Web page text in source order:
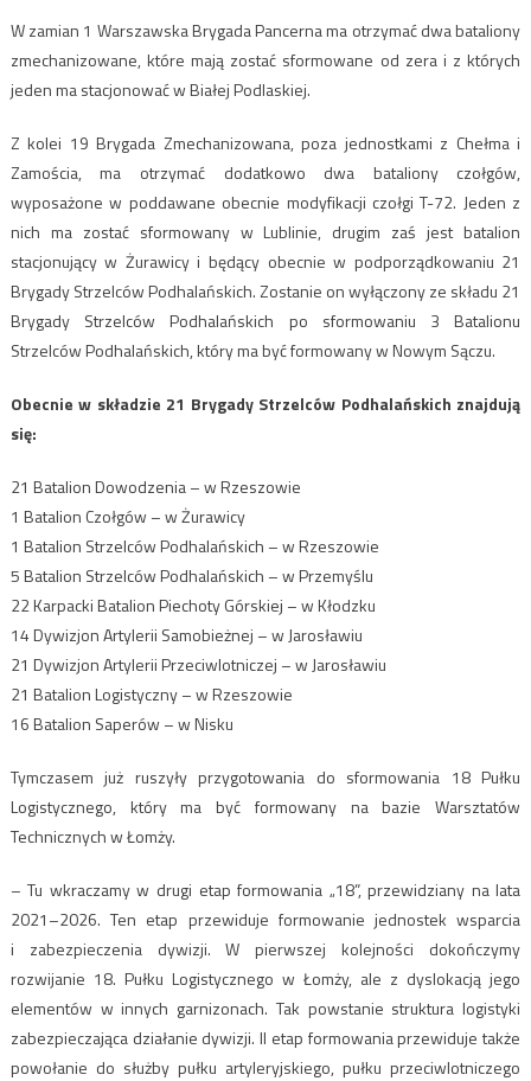
W zamian 1 Warszawska Brygada Pancerna ma otrzymać dwa bataliony
zmechanizowane, które mają zostać sformowane od zera i z których
jeden ma stacjonować w Białej Podlaskiej.
Z kolei 19 Brygada Zmechanizowana, poza jednostkami z Chełma i
Zamościa, ma otrzymać dodatkowo dwa bataliony czołgów,
wyposażone w poddawane obecnie modyfikacji czołgi T-72. Jeden z
nich ma zostać sformowany w Lublinie, drugim zaś jest batalion
stacjonujący w Żurawicy i będący obecnie w podporządkowaniu 21
Brygady Strzelców Podhalańskich. Zostanie on wyłączony ze składu 21
Brygady Strzelców Podhalańskich po sformowaniu 3 Batalionu
Strzelców Podhalańskich, który ma być formowany w Nowym Sączu.
Obecnie w składzie 21 Brygady Strzelców Podhalańskich znajdują
się:
21 Batalion Dowodzenia – w Rzeszowie
1 Batalion Czołgów – w Żurawicy
1 Batalion Strzelców Podhalańskich – w Rzeszowie
5 Batalion Strzelców Podhalańskich – w Przemyślu
22 Karpacki Batalion Piechoty Górskiej – w Kłodzku
14 Dywizjon Artylerii Samobieżnej – w Jarosławiu
21 Dywizjon Artylerii Przeciwlotniczej – w Jarosławiu
21 Batalion Logistyczny – w Rzeszowie
16 Batalion Saperów – w Nisku
Tymczasem już ruszyły przygotowania do sformowania 18 Pułku
Logistycznego, który ma być formowany na bazie Warsztatów
Technicznych w Łomży.
– Tu wkraczamy w drugi etap formowania „18”, przewidziany na lata
2021–2026. Ten etap przewiduje formowanie jednostek wsparcia
i zabezpieczenia dywizji. W pierwszej kolejności dokończymy
rozwijanie 18. Pułku Logistycznego w Łomży, ale z dyslokacją jego
elementów w innych garnizonach. Tak powstanie struktura logistyki
zabezpieczająca działanie dywizji. II etap formowania przewiduje także
powołanie do służby pułku artyleryjskiego, pułku przeciwlotniczego